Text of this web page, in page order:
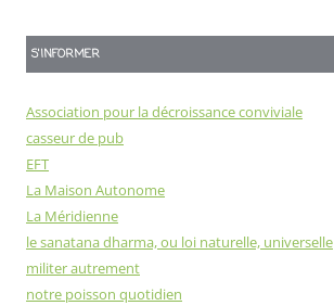
S'INFORMER
Association pour la décroissance conviviale
casseur de pub
EFT
La Maison Autonome
La Méridienne
le sanatana dharma, ou loi naturelle, universelle
militer autrement
notre poisson quotidien